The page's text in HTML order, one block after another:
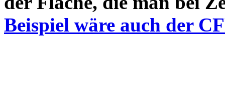
Beispiel wäre auch der